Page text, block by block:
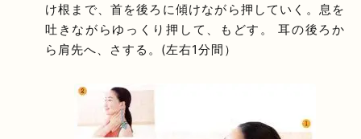
け根まで、首を後ろに傾けながら押していく。息を
吐きながらゆっくり押して、もどす。 耳の後ろか
ら肩先へ、さする。(左右1分間）